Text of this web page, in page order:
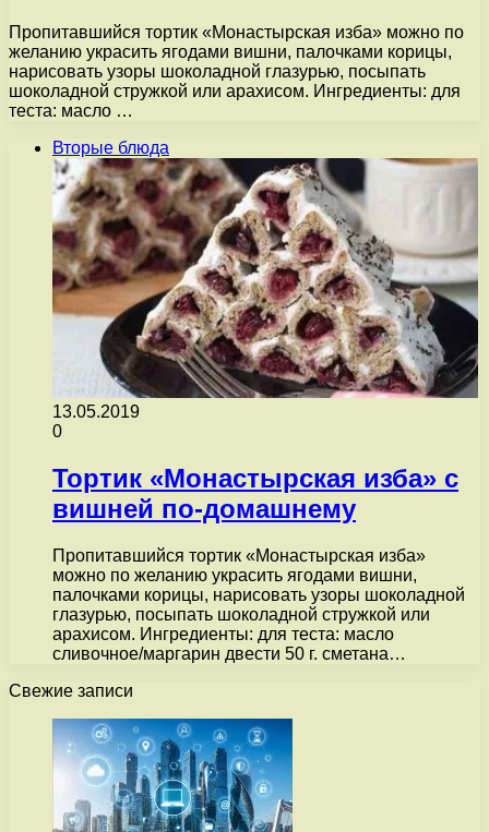
Пропитавшийся тортик «Монастырская изба» можно по
желанию украсить ягодами вишни, палочками корицы,
нарисовать узоры шоколадной глазурью, посыпать
шоколадной стружкой или арахисом. Ингредиенты: для
теста: масло …
Вторые блюда
13.05.2019
0
Тортик «Монастырская изба» с
вишней по-домашнему
Пропитавшийся тортик «Монастырская изба»
можно по желанию украсить ягодами вишни,
палочками корицы, нарисовать узоры шоколадной
глазурью, посыпать шоколадной стружкой или
арахисом. Ингредиенты: для теста: масло
сливочное/маргарин двести 50 г. сметана…
Свежие записи